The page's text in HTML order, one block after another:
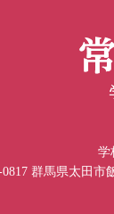
学
0817 群馬県太田